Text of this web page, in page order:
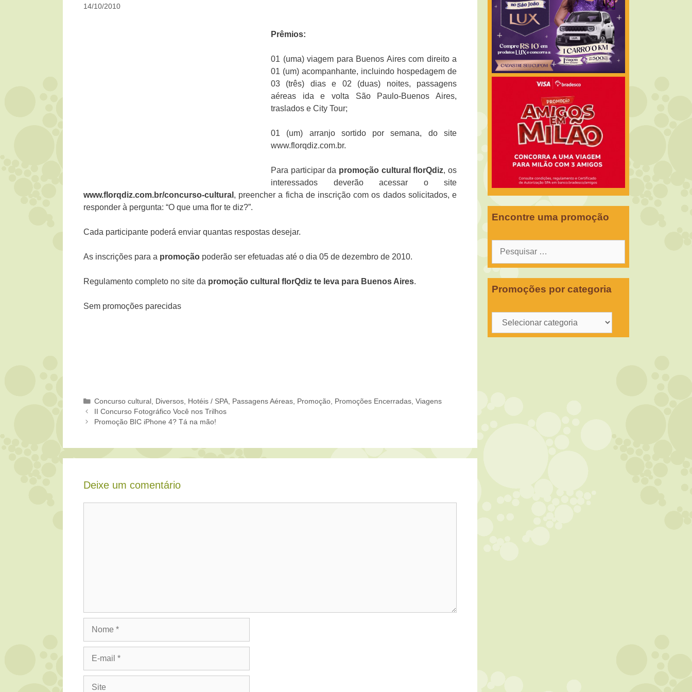
14/10/2010
Prêmios:
01 (uma) viagem para Buenos Aires com direito a
01 (um) acompanhante, incluindo hospedagem de
03 (três) dias e 02 (duas) noites, passagens
aéreas ida e volta São Paulo-Buenos Aires,
traslados e City Tour;
01 (um) arranjo sortido por semana, do site
www.florqdiz.com.br.
Para participar da promoção cultural florQdiz, os
interessados deverão acessar o site
www.florqdiz.com.br/concurso-cultural , preencher a ficha de inscrição com os dados solicitados, e
responder à pergunta: “O que uma flor te diz?”.
Cada participante poderá enviar quantas respostas desejar.
As inscrições para a promoção poderão ser efetuadas até o dia 05 de dezembro de 2010.
Regulamento completo no site da promoção cultural florQdiz te leva para Buenos Aires.
Sem promoções parecidas
Categorias
Concurso cultural Diversos Hotéis / SPA Passagens Aéreas Promoção Promoções Encerradas ,Viagens
II Concurso Fotográfico Você nos Trilhos
Promoção BIC iPhone 4? Tá na mão!
Deixe um comentário
Encontre uma promoção
Pesquisar
Promoções por categoria
Promoções
por